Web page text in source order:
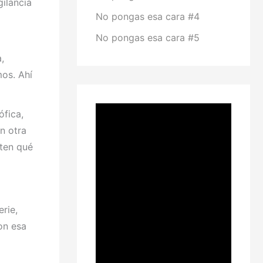
Ahí
otra
qué
esa
No pongas esa cara #4
No pongas esa cara #5